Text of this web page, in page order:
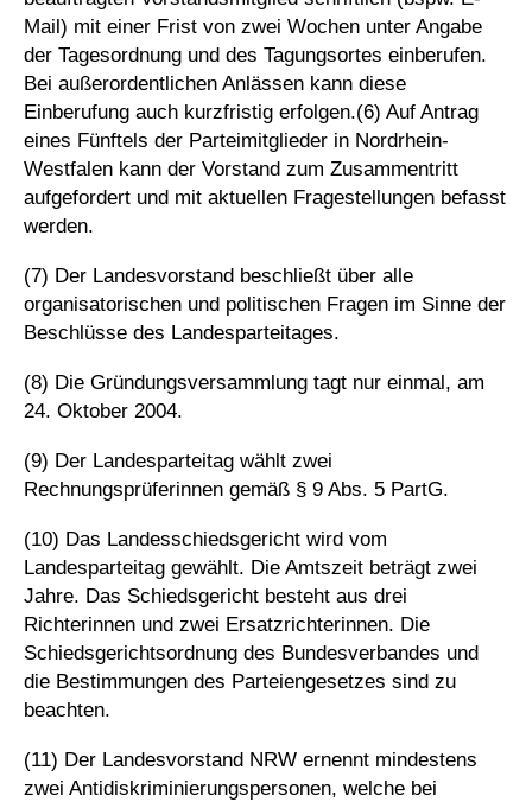
Mail) mit einer Frist von zwei Wochen unter Angabe
der Tagesordnung und des Tagungsortes einberufen.
Bei außerordentlichen Anlässen kann diese
Einberufung auch kurzfristig erfolgen.(6) Auf Antrag
eines Fünftels der Parteimitglieder in Nordrhein-
Westfalen kann der Vorstand zum Zusammentritt
aufgefordert und mit aktuellen Fragestellungen befasst
werden.
(7) Der Landesvorstand beschließt über alle
organisatorischen und politischen Fragen im Sinne der
Beschlüsse des Landesparteitages.
(8) Die Gründungsversammlung tagt nur einmal, am
24. Oktober 2004.
(9) Der Landesparteitag wählt zwei
Rechnungsprüferinnen gemäß § 9 Abs. 5 PartG.
(10) Das Landesschiedsgericht wird vom
Landesparteitag gewählt. Die Amtszeit beträgt zwei
Jahre. Das Schiedsgericht besteht aus drei
Richterinnen und zwei Ersatzrichterinnen. Die
Schiedsgerichtsordnung des Bundesverbandes und
die Bestimmungen des Parteiengesetzes sind zu
beachten.
(11) Der Landesvorstand NRW ernennt mindestens
zwei Antidiskriminierungspersonen, welche bei